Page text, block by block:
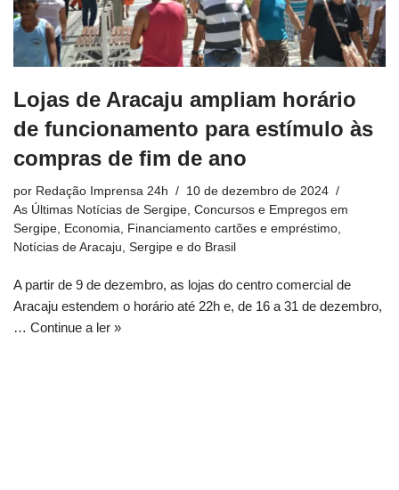
Lojas de Aracaju ampliam horário
de funcionamento para estímulo às
compras de fim de ano
por Redação Imprensa 24h
10 de dezembro de 2024
As Últimas Notícias de Sergipe Concursos e Empregos em
Sergipe
Economia Financiamento cartões e empréstimo
Notícias de Aracaju, Sergipe e do Brasil
A partir de 9 de dezembro, as lojas do centro comercial de
Aracaju estendem o horário até 22h e, de 16 a 31 de dezembro,
… Continue a ler »